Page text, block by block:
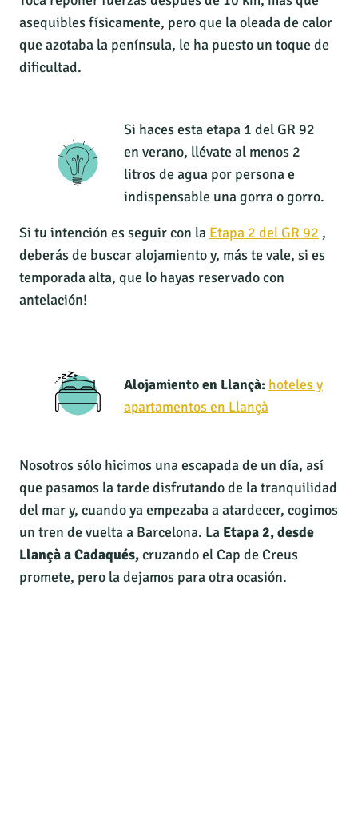
asequibles físicamente, pero que la oleada de calor
que azotaba la península, le ha puesto un toque de
dificultad.
Si haces esta etapa 1 del GR 92
en verano, llévate al menos 2
litros de agua por persona e
indispensable una gorra o gorro.
Si tu intención es seguir con la Etapa 2 del GR 92 ,
deberás de buscar alojamiento y, más te vale, si es
temporada alta, que lo hayas reservado con
antelación!
Alojamiento en Llançà: hoteles y
apartamentos en Llançà
Nosotros sólo hicimos una escapada de un día, así
que pasamos la tarde disfrutando de la tranquilidad
del mar y, cuando ya empezaba a atardecer, cogimos
un tren de vuelta a Barcelona. La Etapa 2, desde
Llançà a Cadaqués,cruzando el Cap de Creus
promete, pero la dejamos para otra ocasión.